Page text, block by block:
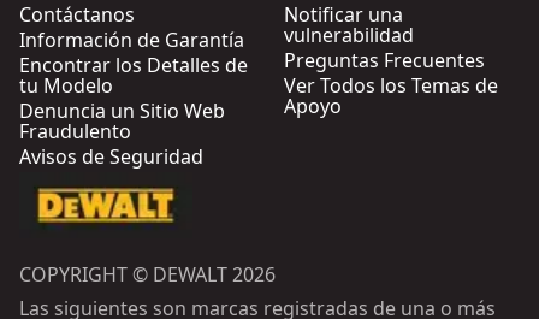
Contáctanos
Información de Garantía
Encontrar los Detalles de
tu Modelo
Denuncia un Sitio Web
Fraudulento
Avisos de Seguridad
Notificar una
vulnerabilidad
Preguntas Frecuentes
Ver Todos los Temas de
Apoyo
COPYRIGHT © DEWALT 2026
Las siguientes son marcas registradas de una o más